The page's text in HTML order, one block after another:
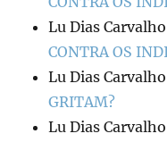
Lu Dias Carvalho
CONTRA OS
Lu Dias Carvalho
GRITAM?
Lu Dias Carvalho